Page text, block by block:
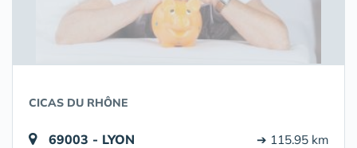
CICAS DU RHÔNE
69003 - LYON ➔ 115.95 km